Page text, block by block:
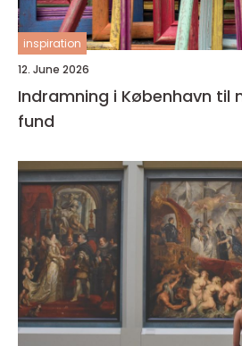
inspiration
12. June 2026
Indramning i København til
fund